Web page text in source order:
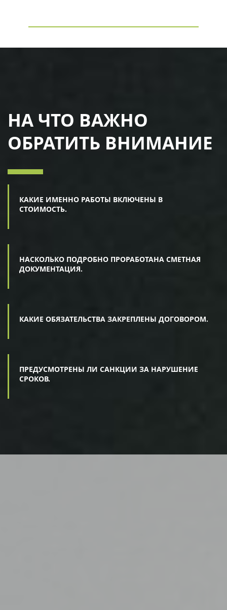
НА ЧТО ВАЖНО
ОБРАТИТЬ ВНИМАНИЕ
КАКИЕ ИМЕННО РАБОТЫ ВКЛЮЧЕНЫ В
СТОИМОСТЬ.
НАСКОЛЬКО ПОДРОБНО ПРОРАБОТАНА СМЕТНАЯ
ДОКУМЕНТАЦИЯ.
КАКИЕ ОБЯЗАТЕЛЬСТВА ЗАКРЕПЛЕНЫ ДОГОВОРОМ.
ПРЕДУСМОТРЕНЫ ЛИ САНКЦИИ ЗА НАРУШЕНИЕ
СРОКОВ.